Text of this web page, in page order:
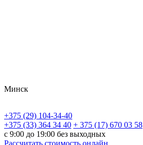
Минск
+375 (29) 104-34-40
+375 (33) 364 34 40 + 375 (17) 670 03 58
с 9:00 до 19:00 без выходных
Рассчитать стоимость онлайн